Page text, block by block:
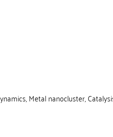
Metal nanocluster,